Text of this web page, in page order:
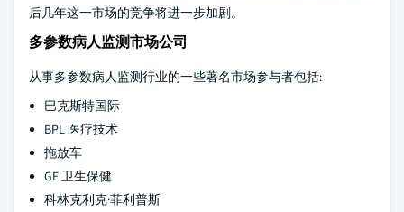
后几年这一市场的竞争将进一步加剧。
多参数病人监测市场公司
从事多参数病人监测行业的一些著名市场参与者包括:
巴克斯特国际
BPL 医疗技术
拖放车
GE 卫生保健
科林克利克·菲利普斯